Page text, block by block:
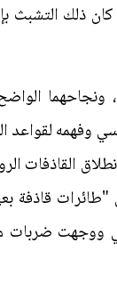
ذلك التشبث
ونجاحهما
وفهمه
القاذفات
من مطار همدان